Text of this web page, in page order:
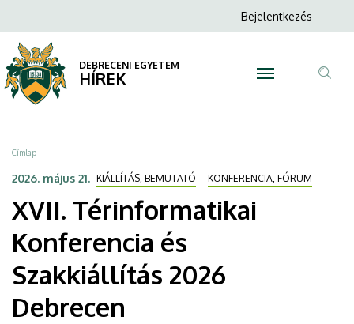
Térinformatikai
Konferencia
Szakkiállítás
2026
Debrecen
DEBRECENI
EGYETEM
a
tartalomra
Anonim
menüje
Bejelentkezés
DEBRECENI EGYETEM
HÍREK
Morzsa
Címlap
2026. május 21. KIÁLLÍTÁS, BEMUTATÓ KONFERENCIA, FÓRUM
XVII. Térinformatikai
Konferencia és
Szakkiállítás 2026
Debrecen